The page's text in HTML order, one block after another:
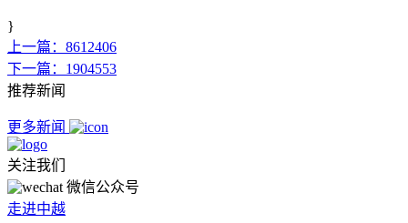
}
上一篇：8612406
下一篇：1904553
推荐新闻
更多新闻
关注我们
微信公众号
走进中越